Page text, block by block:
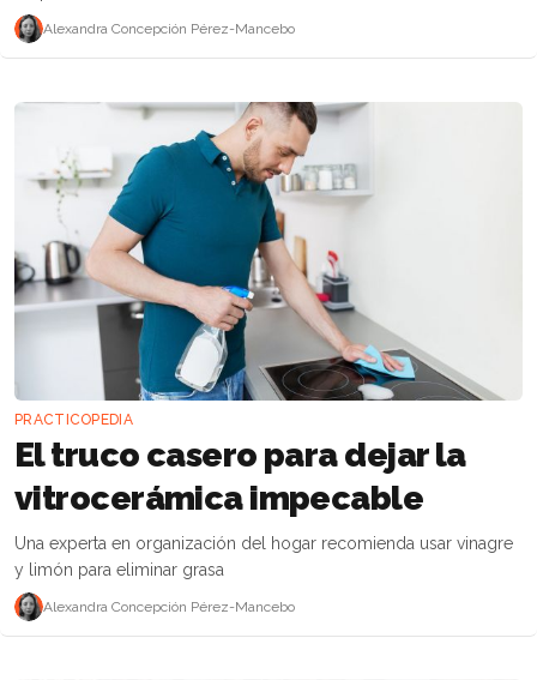
Alexandra Concepción Pérez-Mancebo
PRACTICOPEDIA
El truco casero para dejar la
vitrocerámica impecable
Una experta en organización del hogar recomienda usar vinagre
y limón para eliminar grasa
Alexandra Concepción Pérez-Mancebo